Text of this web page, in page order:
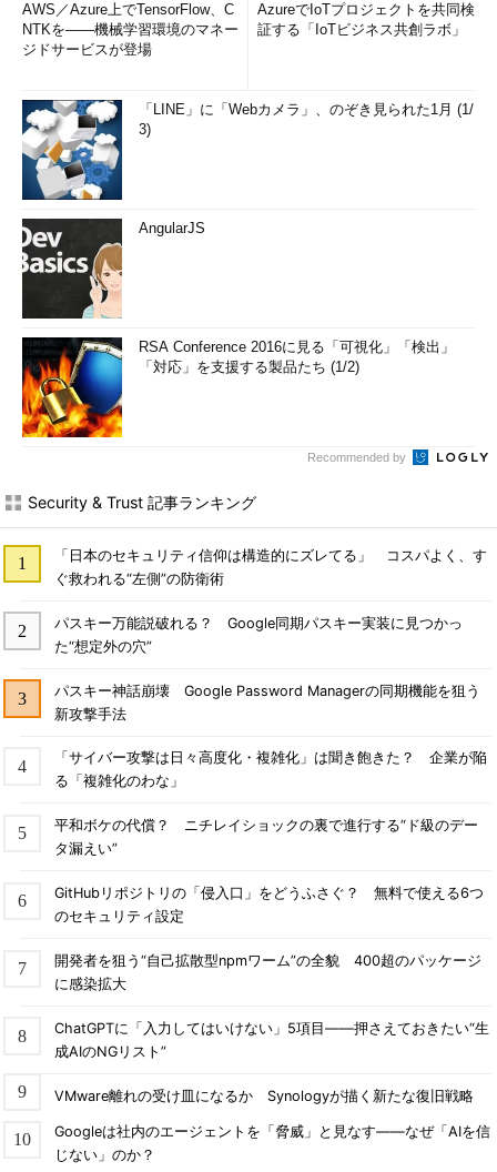
AWS／Azure上でTensorFlow、C
NTKを――機械学習環境のマネー
ジドサービスが登場
AzureでIoTプロジェクトを共同検
証する「IoTビジネス共創ラボ」
「LINE」に「Webカメラ」、のぞき見られた1月 (1/
3)
AngularJS
RSA Conference 2016に見る「可視化」「検出」
「対応」を支援する製品たち (1/2)
Recommended by
Security & Trust 記事ランキング
「日本のセキュリティ信仰は構造的にズレてる」 コスパよく、す
ぐ救われる“左側”の防衛術
パスキー万能説破れる？ Google同期パスキー実装に見つかっ
た“想定外の穴”
パスキー神話崩壊 Google Password Managerの同期機能を狙う
新攻撃手法
「サイバー攻撃は日々高度化・複雑化」は聞き飽きた？ 企業が陥
る「複雑化のわな」
平和ボケの代償？ ニチレイショックの裏で進行する“ド級のデー
タ漏えい”
GitHubリポジトリの「侵入口」をどうふさぐ？ 無料で使える6つ
のセキュリティ設定
開発者を狙う“自己拡散型npmワーム”の全貌 400超のパッケージ
に感染拡大
ChatGPTに「入力してはいけない」5項目――押さえておきたい“生
成AIのNGリスト”
VMware離れの受け皿になるか Synologyが描く新たな復旧戦略
Googleは社内のエージェントを「脅威」と見なす――なぜ「AIを信
じない」のか？